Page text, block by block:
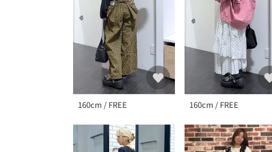
160cm / FREE 160cm / FREE